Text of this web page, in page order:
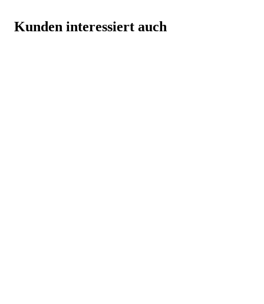
Kunden interessiert auch